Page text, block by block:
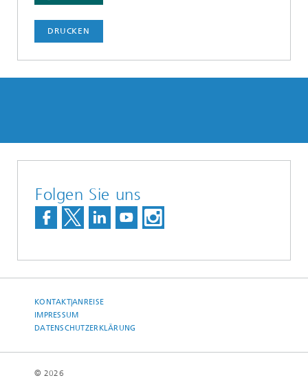
DRUCKEN
Folgen Sie uns
KONTAKT|ANREISE
IMPRESSUM
DATENSCHUTZERKLÄRUNG
© 2026